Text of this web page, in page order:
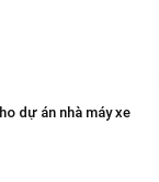
dự án nhà máy xe